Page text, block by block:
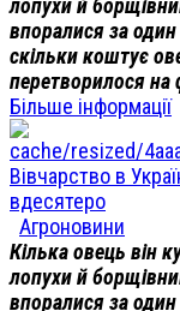
впоралися за один
скільки коштує
перетворилося
Більше інформації
Вівчарство в
вдесятеро
Агроновини
Кілька овець він
лопухи й
впоралися за один